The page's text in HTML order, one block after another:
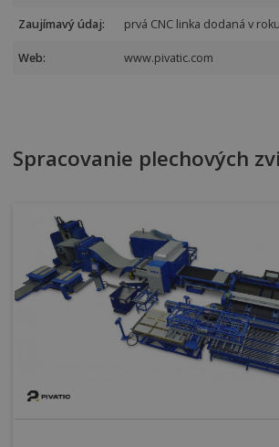
Zaujímavý údaj: prvá CNC linka dodaná v
Web: www.pivatic.com
Spracovanie plechových